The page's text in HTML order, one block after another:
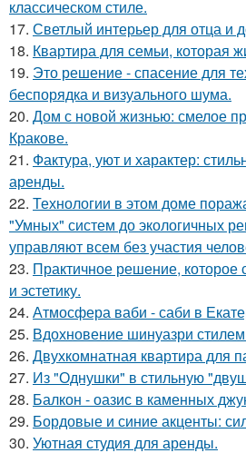
классическом стиле.
17. Светлый интерьер для отца и
18. Квартира для семьи, которая
19. Это решение - спасение для
беспорядка и визуального шума.
20. Дом с новой жизнью: смелое
Кракове.
21. Фактура, уют и характер:
аренды.
22. Технологии в этом доме
"Умных" систем до экологичных
управляют всем без участия
23. Практичное решение, которое
и эстетику.
24. Атмосфера ваби - саби в
25. Вдохновение шинуазри
26. Двухкомнатная квартира для
27. Из "Однушки" в стильную
28. Балкон - оазис в каменных
29. Бордовые и синие акценты:
30. Уютная студия для аренды.